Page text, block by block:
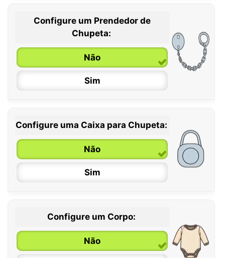
0 / 6 meses
6 / 36 meses
Configure um Prendedor de
Chupeta:
Não
Sim
Configure uma Caixa para Chupeta:
Não
Sim
Configure um Corpo:
Não